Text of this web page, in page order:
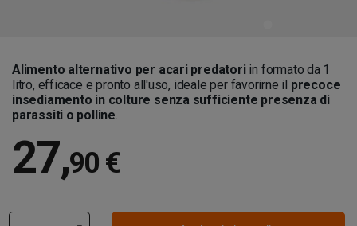
Alimento alternativo per acari predatoriin formato da 1
litro, efficace e pronto all'uso, ideale per favorirne il precoce
insediamento in colture senza sufficiente presenza di
parassiti o polline.
27,90 €